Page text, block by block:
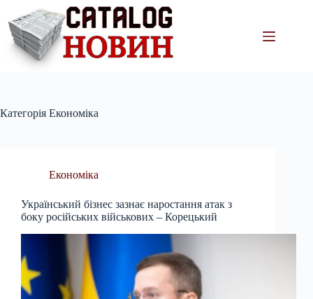
вмісту
Категорія Економіка
Економіка
Український бізнес зазнає наростання атак з
боку російських військових – Корецький